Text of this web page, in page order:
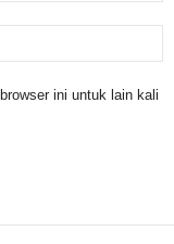
ini untuk lain kali